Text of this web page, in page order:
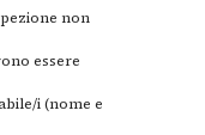
non
essere
i (nome e